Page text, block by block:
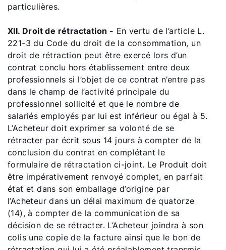
particulières.
XII. Droit de rétractation - En vertu de l’article L.
221-3 du Code du droit de la consommation, un
droit de rétraction peut être exercé lors d’un
contrat conclu hors établissement entre deux
professionnels si l’objet de ce contrat n’entre pas
dans le champ de l’activité principale du
professionnel sollicité et que le nombre de
salariés employés par lui est inférieur ou égal à 5.
L’Acheteur doit exprimer sa volonté de se
rétracter par écrit sous 14 jours à compter de la
conclusion du contrat en complétant le
formulaire de rétractation ci-joint. Le Produit doit
être impérativement renvoyé complet, en parfait
état et dans son emballage d’origine par
l’Acheteur dans un délai maximum de quatorze
(14), à compter de la communication de sa
décision de se rétracter. L’Acheteur joindra à son
colis une copie de la facture ainsi que le bon de